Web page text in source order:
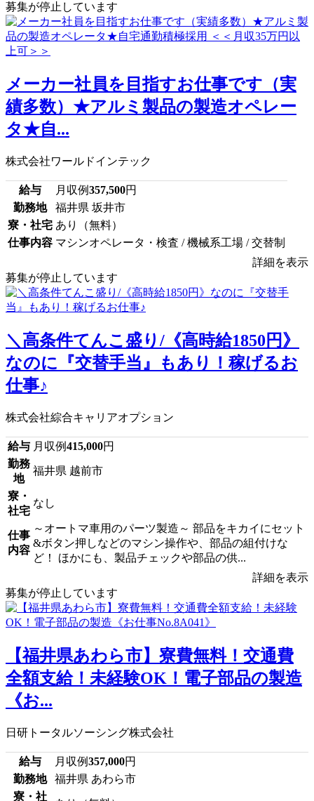
募集が停止しています
メーカー社員を目指すお仕事です（実
績多数）★アルミ製品の製造オペレー
タ★自...
株式会社ワールドインテック
給与 月収例357,500円
勤務地
福井県 坂井市
寮・社宅 あり（無料）
仕事内容 マシンオペレータ・検査 / 機械系工場 / 交替制
詳細を表示
募集が停止しています
＼高条件てんこ盛り/《高時給1850円》
なのに『交替手当』もあり！稼げるお
仕事♪
株式会社綜合キャリアオプション
給与 月収例415,000円
勤務
地
福井県 越前市
寮・
社宅
なし
仕事
内容
～オートマ車用のパーツ製造～ 部品をキカイにセット
&ボタン押しなどのマシン操作や、部品の組付けな
ど！ ほかにも、製品チェックや部品の供...
詳細を表示
募集が停止しています
【福井県あわら市】寮費無料！交通費
全額支給！未経験OK！電子部品の製造
《お...
日研トータルソーシング株式会社
給与 月収例357,000円
勤務地
福井県 あわら市
寮・社